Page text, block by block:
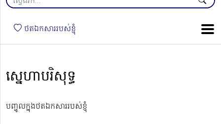
ថតឯកសាររបស់ខ្ញុំ
ស្នេហាបរិសុទ្ធ
បញ្ចូលក្នុងថតឯកសាររបស់ខ្ញុំ